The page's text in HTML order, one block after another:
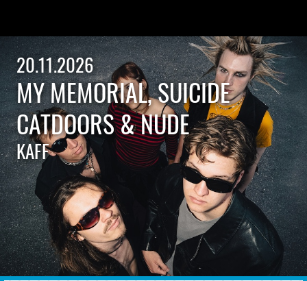
20.11.2026
MY MEMORIAL, SUICIDE
CATDOORS & NUDE
KAFF